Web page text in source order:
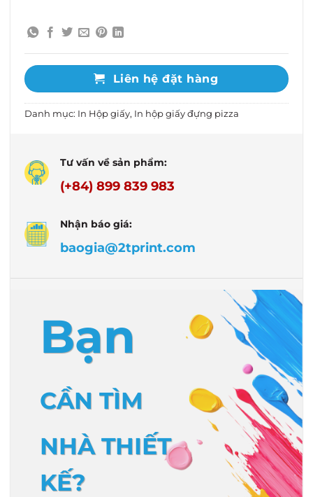
Liên hệ đặt hàng
Danh mục: In Hộp giấy, In hộp giấy đựng pizza
Tư vấn về sản phẩm:
(+84) 899 839 983
Nhận báo giá:
baogia@2tprint.com
Bạn
CẦN TÌM
NHÀ THIẾT
KẾ?